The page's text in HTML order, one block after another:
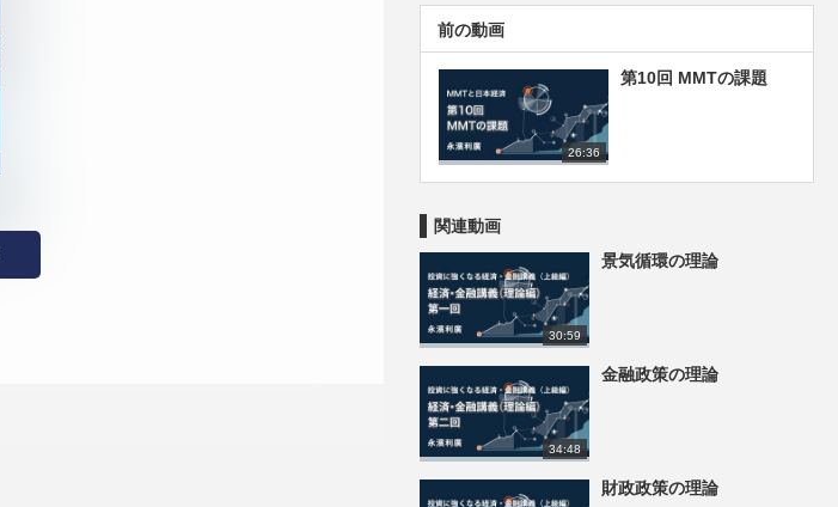
前の動画
26:36
第10回 MMTの課題
関連動画
30:59
景気循環の理論
34:48
金融政策の理論
財政政策の理論